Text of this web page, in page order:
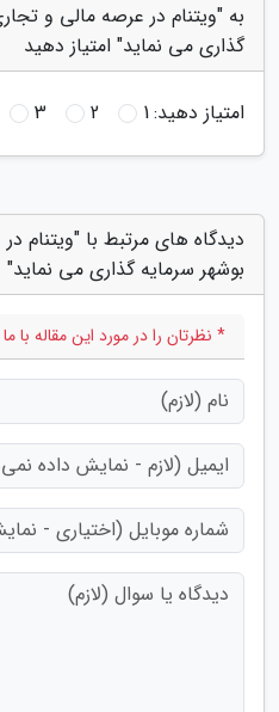
به "ویتنام در عرصه مالی و
گذاری می نماید" امتیاز دهید
امتیاز دهید:1
2
3
دیدگاه های مرتبط با "ویتنام
بوشهر سرمایه گذاری می نماید"
* نظرتان را در مورد این مقاله با